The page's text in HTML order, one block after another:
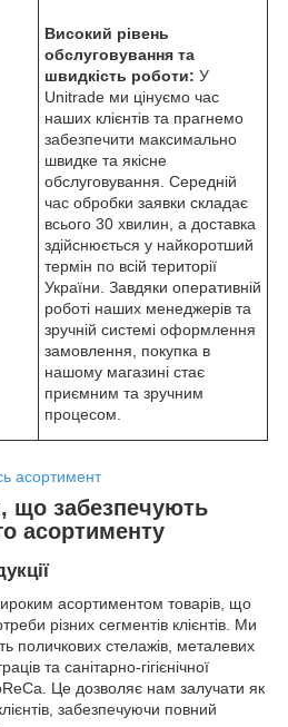
Високий рівень
обслуговування та
швидкість роботи: У
Unitrade ми цінуємо час
наших клієнтів та прагнемо
забезпечити максимально
швидке та якісне
обслуговування. Середній
час обробки заявки складає
всього 30 хвилин, а доставка
здійснюється у найкоротший
термін по всій території
України. Завдяки оперативній
роботі наших менеджерів та
зручній системі оформлення
замовлення, покупка в
нашому магазині стає
приємним та зручним
процесом.
асортимент
що забезпечують
асортименту
асортиментом товарів, що
різних сегментів клієнтів. Ми
поличкових стелажів, металевих
та санітарно-гігієнічної
Це дозволяє нам залучати як
забезпечуючи повний